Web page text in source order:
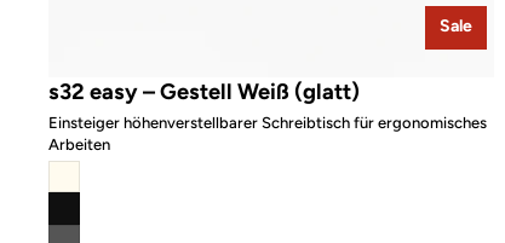
Sale
s32 easy – Gestell Weiß (glatt)
Einsteiger höhenverstellbarer Schreibtisch für ergonomisches
Arbeiten